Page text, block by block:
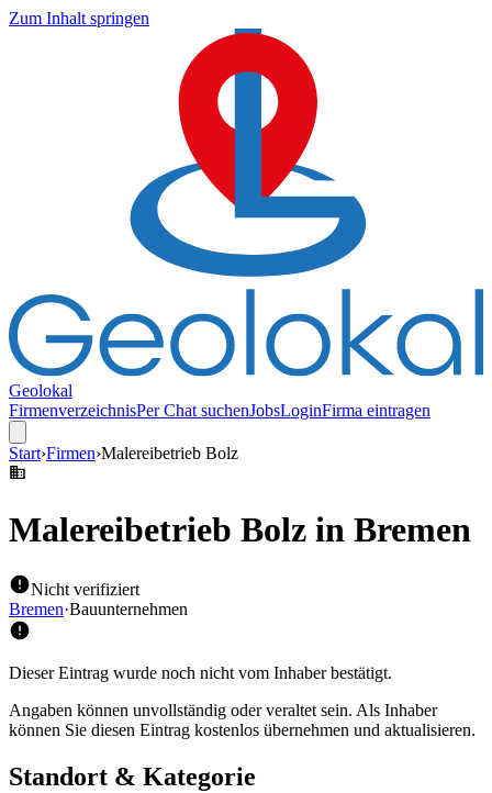
Zum Inhalt springen
Geolokal
FirmenverzeichnisPer Chat suchenJobsLoginFirma eintragen
Start›Firmen›Malereibetrieb Bolz
Malereibetrieb Bolz in Bremen
Nicht verifiziert
Bremen·Bauunternehmen
Dieser Eintrag wurde noch nicht vom Inhaber bestätigt.
Angaben können unvollständig oder veraltet sein. Als Inhaber
können Sie diesen Eintrag kostenlos übernehmen und aktualisieren.
Standort & Kategorie